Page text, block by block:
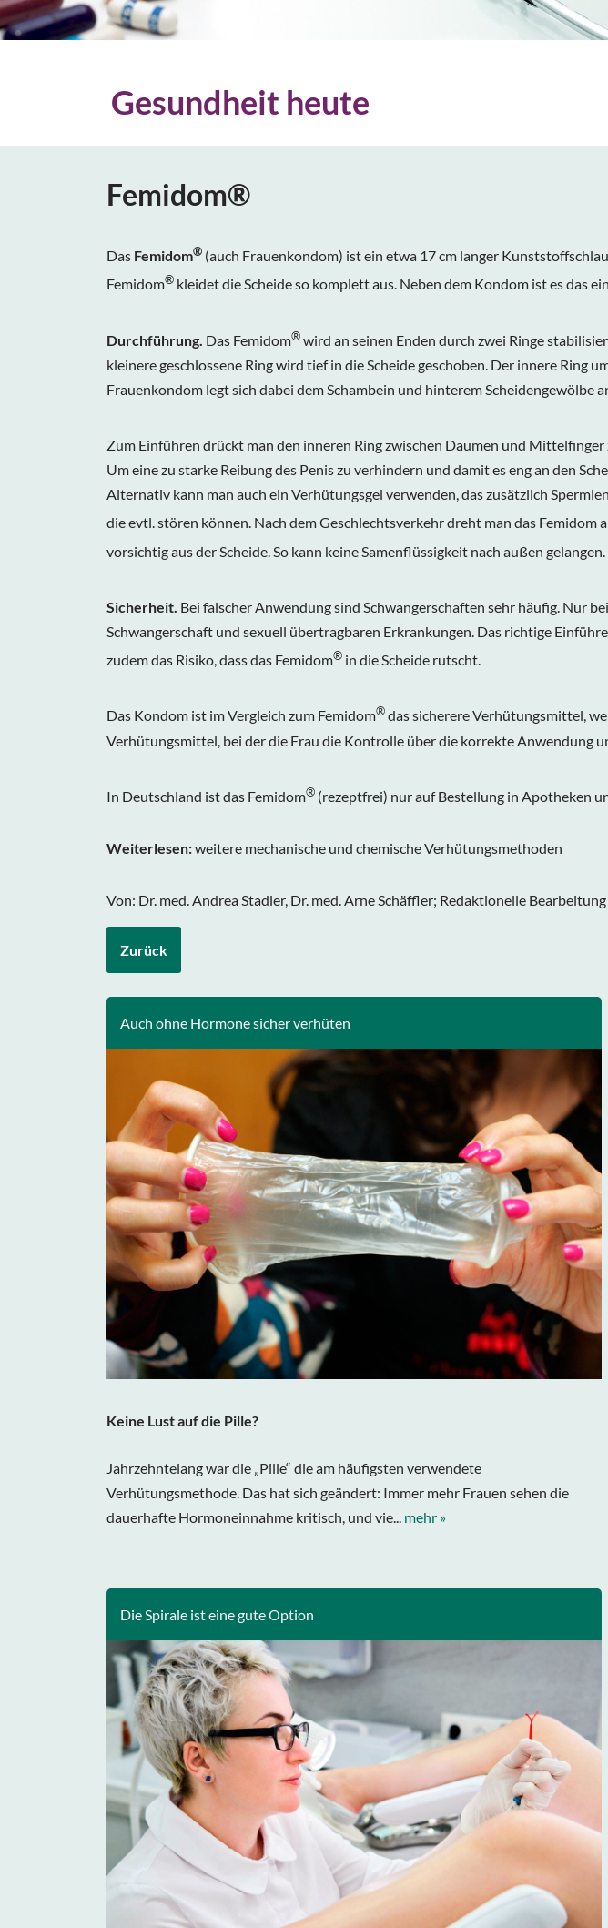
Gesundheit heute
Femidom®
Das Femidom® (auch Frauenkondom) ist ein etwa 17 cm langer
Femidom® kleidet die Scheide so komplett aus. Neben dem Kondom ist es das
Durchführung. Das Femidom®wird an seinen Enden durch zwei Ringe
kleinere geschlossene Ring wird tief in die Scheide geschoben. Der innere
Frauenkondom legt sich dabei dem Schambein und hinterem Scheidengewölbe
Zum Einführen drückt man den inneren Ring zwischen Daumen und
Um eine zu starke Reibung des Penis zu verhindern und damit es eng an den
Alternativ kann man auch ein Verhütungsgel verwenden, das zusätzlich
die evtl. stören können. Nach dem Geschlechtsverkehr dreht man das Femidom
vorsichtig aus der Scheide. So kann keine Samenflüssigkeit nach außen
Sicherheit. Bei falscher Anwendung sind Schwangerschaften sehr häufig. Nur
Schwangerschaft und sexuell übertragbaren Erkrankungen. Das richtige
zudem das Risiko, dass das Femidom® in die Scheide rutscht.
Das Kondom ist im Vergleich zum Femidom®das sicherere Verhütungsmittel,
Verhütungsmittel, bei der die Frau die Kontrolle über die korrekte Anwendung
In Deutschland ist das Femidom® (rezeptfrei) nur auf Bestellung in Apotheken
Weiterlesen:weitere mechanische und chemische Verhütungsmethoden
Von: Dr. med. Andrea Stadler, Dr. med. Arne Schäffler; Redaktionelle
Zurück
Auch ohne Hormone sicher verhüten
Keine Lust auf die Pille?
Jahrzehntelang war die „Pille“ die am häufigsten verwendete
Verhütungsmethode. Das hat sich geändert: Immer mehr Frauen sehen die
dauerhafte Hormoneinnahme kritisch, und vie... mehr »
Die Spirale ist eine gute Option